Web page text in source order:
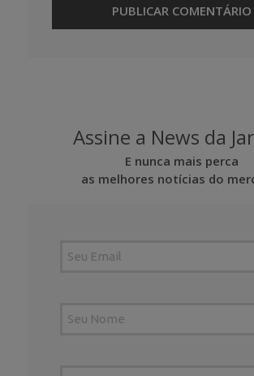
Assine a News da
E nunca mais perca
as melhores notícias do